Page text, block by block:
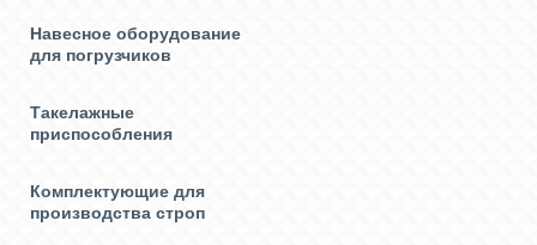
Навесное оборудование
для погрузчиков
Такелажные
приспособления
Комплектующие для
производства строп